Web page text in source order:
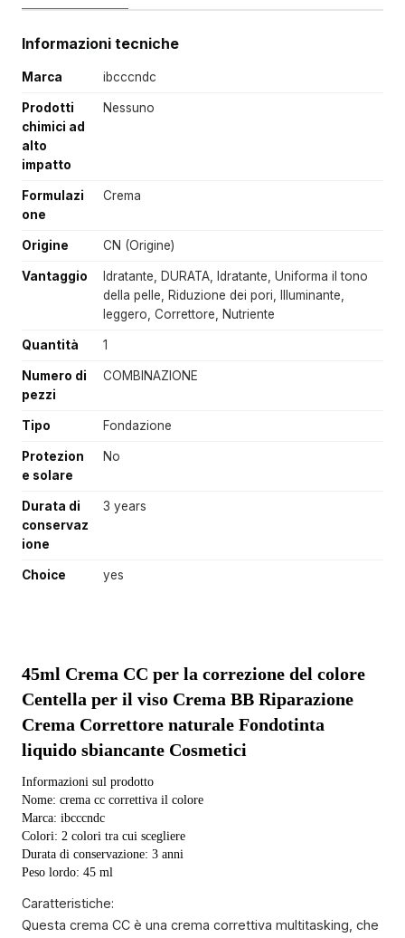
Informazioni tecniche
Marca ibcccndc
Prodotti
chimici ad
alto
impatto
Nessuno
Formulazi
one
Crema
Origine CN (Origine)
Vantaggio
Idratante, DURATA, Idratante, Uniforma il tono
della pelle, Riduzione dei pori, Illuminante,
leggero, Correttore, Nutriente
Quantità 1
Numero di
pezzi
COMBINAZIONE
Tipo Fondazione
Protezion
e solare
No
Durata di
conservaz
ione
3 years
Choice yes
45ml Crema CC per la correzione del colore
Centella per il viso Crema BB Riparazione
Crema Correttore naturale Fondotinta
liquido sbiancante Cosmetici
Informazioni sul prodotto
Nome: crema cc correttiva il colore
Marca: ibcccndc
Colori: 2 colori tra cui scegliere
Durata di conservazione: 3 anni
Peso lordo: 45 ml
Caratteristiche:
Questa crema CC è una crema correttiva multitasking, che